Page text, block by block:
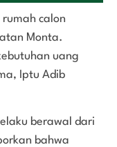
calon
Monta.
uang
Iptu Adib
berawal dari
bahwa